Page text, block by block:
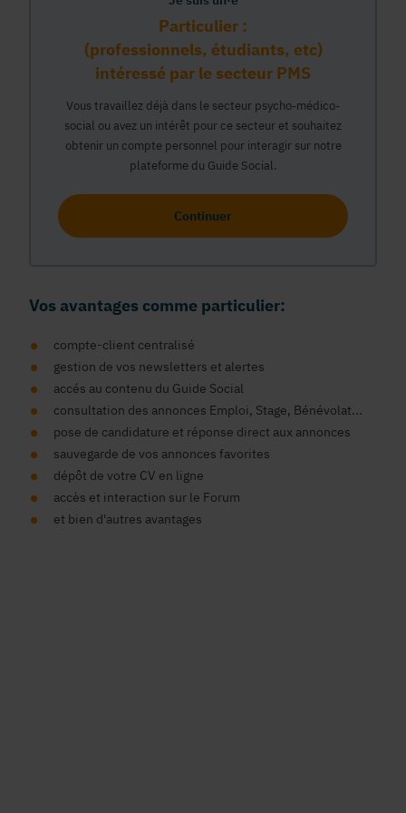
Particulier :
(professionnels, étudiants, etc)
intéressé par le secteur PMS
Vous travaillez déjà dans le secteur psycho-médico-
social ou avez un intérêt pour ce secteur et souhaitez
obtenir un compte personnel pour interagir sur notre
plateforme du Guide Social.
Continuer
Vos avantages comme particulier:
compte-client centralisé
gestion de vos newsletters et alertes
accés au contenu du Guide Social
consultation des annonces Emploi, Stage, Bénévolat...
pose de candidature et réponse direct aux annonces
sauvegarde de vos annonces favorites
dépôt de votre CV en ligne
accès et interaction sur le Forum
et bien d'autres avantages